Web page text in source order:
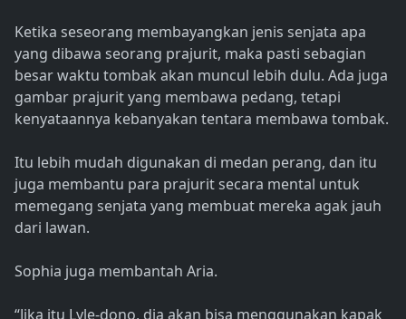
Ketika seseorang membayangkan jenis senjata apa
yang dibawa seorang prajurit, maka pasti sebagian
besar waktu tombak akan muncul lebih dulu. Ada juga
gambar prajurit yang membawa pedang, tetapi
kenyataannya kebanyakan tentara membawa tombak.
Itu lebih mudah digunakan di medan perang, dan itu
juga membantu para prajurit secara mental untuk
memegang senjata yang membuat mereka agak jauh
dari lawan.
Sophia juga membantah Aria.
“Jika itu Lyle-dono, dia akan bisa menggunakan kapak